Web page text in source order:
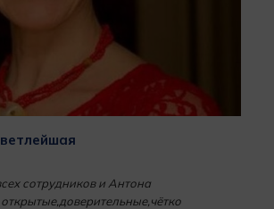
сотрудников и Антона